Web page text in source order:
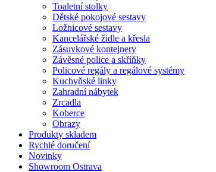
Toaletní stolky
Dětské pokojové sestavy
Ložnicové sestavy
Kancelářské židle a křesla
Zásuvkové kontejnery
Závěsné police a skříňky
Policové regály a regálové systémy
Kuchyňské linky
Zahradní nábytek
Zrcadla
Koberce
Obrazy
Produkty skladem
Rychlé doručení
Novinky
Showroom Ostrava